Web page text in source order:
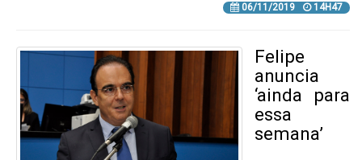
06/11/2019 14H47
Felipe
anuncia
‘ainda para
essa
semana’